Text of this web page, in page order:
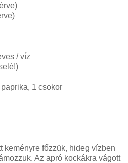
/ víz
1 csokor
keményre főzzük, hideg vízben
Az apró kockákra vágott